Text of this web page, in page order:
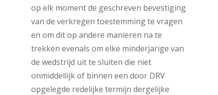
op elk moment de geschreven bevestiging
van de verkregen toestemming te vragen
en om dit op andere manieren na te
trekken evenals om elke minderjarige van
de wedstrijd uit te sluiten die niet
onmiddellijk of binnen een door DRV
opgelegde redelijke termijn dergelijke